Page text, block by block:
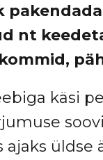
nt
käsi
üldse